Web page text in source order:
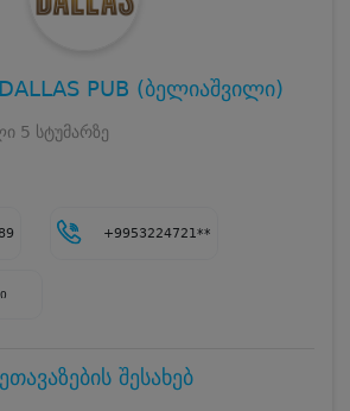
PUB (ბელიაშვილი)
5 სტუმარზე
+9953224721**
შესახებ